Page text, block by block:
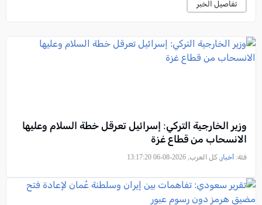
تفاصيل الخبر
وزير الخارجية التركي: إسرائيل تعرقل خطة السلام وعليها
الانسحاب من قطاع غزة
فئة: أخبار , كل العرب, 2026-08-06 13:17:20